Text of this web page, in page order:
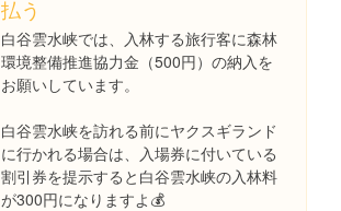
払う
白谷雲水峡では、入林する旅行客に森林
環境整備推進協力金（500円）の納入を
お願いしています。
白谷雲水峡を訪れる前にヤクスギランド
に行かれる場合は、入場券に付いている
割引券を提示すると白谷雲水峡の入林料
が300円になりますよ💰